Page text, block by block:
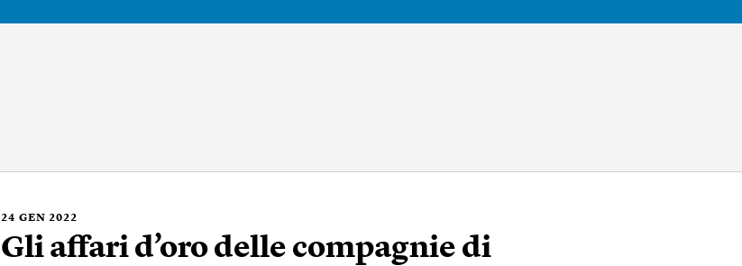
24 GEN 2022
Gli affari d’oro delle compagnie di